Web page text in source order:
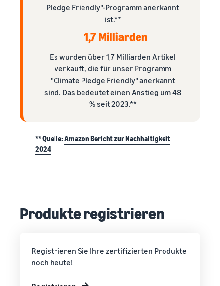
Pledge Friendly"-Programm anerkannt
ist.**
1,7 Milliarden
Es wurden über 1,7 Milliarden Artikel
verkauft, die für unser Programm
"Climate Pledge Friendly" anerkannt
sind. Das bedeutet einen Anstieg um 48
% seit 2023.**
** Quelle:Amazon Bericht zur Nachhaltigkeit
2024
Produkte registrieren
Registrieren Sie Ihre zertifizierten Produkte
noch heute!